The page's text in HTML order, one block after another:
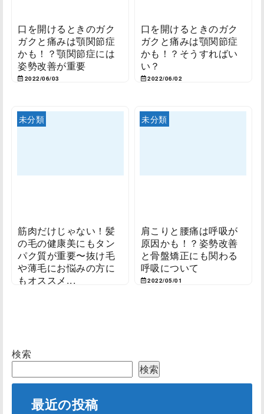
口を開けるときのガク
ガクと痛みは顎関節症
かも！？顎関節症には
姿勢改善が重要
2022/06/03
口を開けるときのガク
ガクと痛みは顎関節症
かも！？そうすればい
い？
2022/06/02
未分類
筋肉だけじゃない！髪
の毛の健康美にもタン
パク質が重要〜抜け毛
や薄毛にお悩みの方に
もオススメ...
未分類
肩こりと腰痛は呼吸が
原因かも！？姿勢改善
と骨盤矯正にも関わる
呼吸について
2022/05/01
検索
検索
最近の投稿